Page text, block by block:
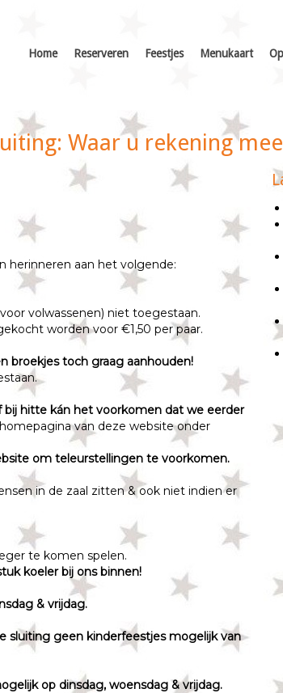
Home Reserveren Feestjes Menukaart
Waar u rekening
herinneren aan het volgende:
volwassenen) niet toegestaan.
worden voor €1,50 per paar.
broekjes toch graag aanhouden!
hitte kán het voorkomen dat we eerder
van deze website onder
om teleurstellingen te voorkomen.
in de zaal zitten & ook niet indien er
te komen spelen.
koeler bij ons binnen!
& vrijdag.
sluiting geen kinderfeestjes mogelijk van
op dinsdag, woensdag & vrijdag.